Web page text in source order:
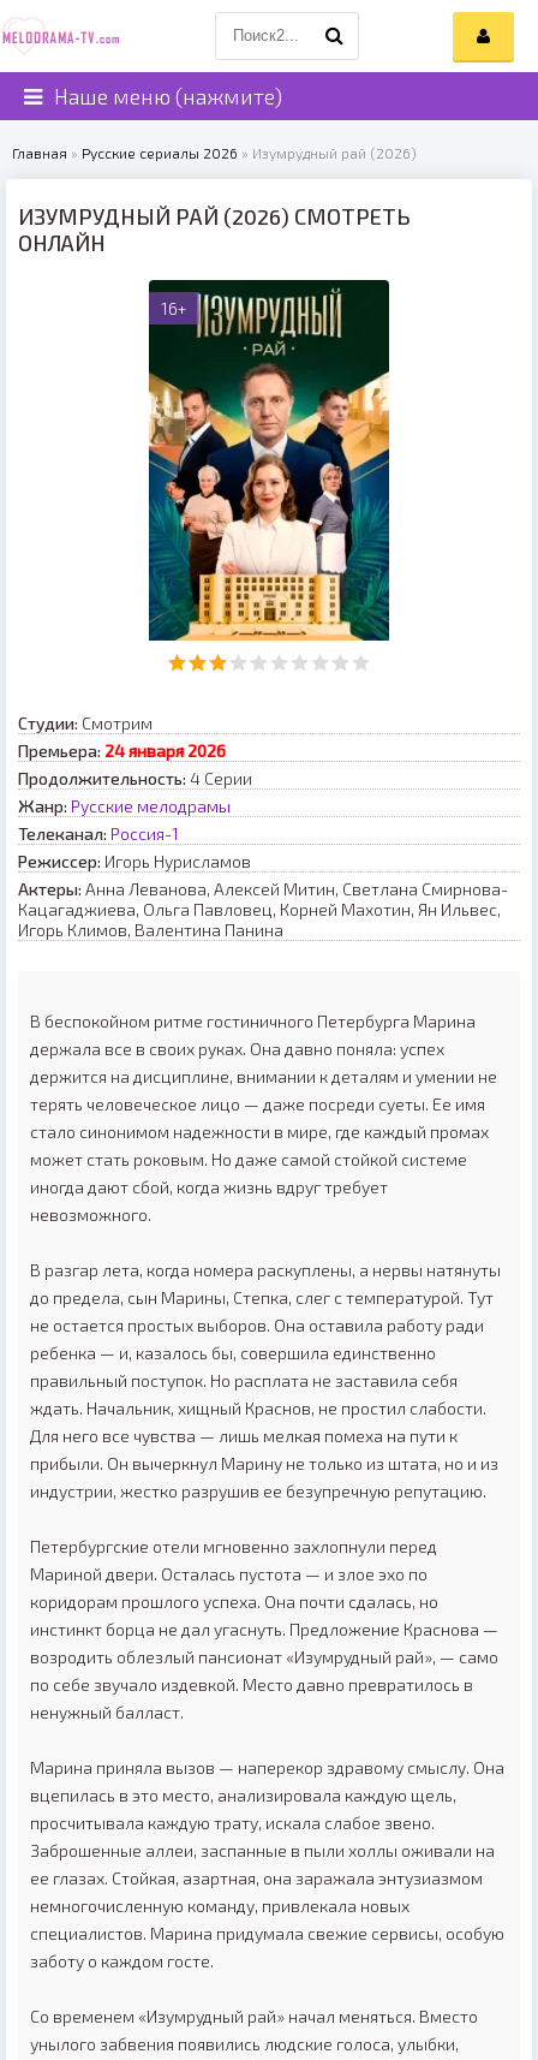
Наше меню (нажмите)
Главная » Русские сериалы 2026 » Изумрудный рай (2026)
ИЗУМРУДНЫЙ РАЙ (2026) СМОТРЕТЬ
ОНЛАЙН
16+
Студии: Смотрим
Премьера: 24 января 2026
Продолжительность: 4 Серии
Жанр: Русские мелодрамы
Телеканал: Россия-1
Режиссер: Игорь Нурисламов
Актеры: Анна Леванова, Алексей Митин, Светлана Смирнова-
Кацагаджиева, Ольга Павловец, Корней Махотин, Ян Ильвес,
Игорь Климов, Валентина Панина
В беспокойном ритме гостиничного Петербурга Марина
держала все в своих руках. Она давно поняла: успех
держится на дисциплине, внимании к деталям и умении не
терять человеческое лицо — даже посреди суеты. Ее имя
стало синонимом надежности в мире, где каждый промах
может стать роковым. Но даже самой стойкой системе
иногда дают сбой, когда жизнь вдруг требует
невозможного.
В разгар лета, когда номера раскуплены, а нервы натянуты
до предела, сын Марины, Степка, слег с температурой. Тут
не остается простых выборов. Она оставила работу ради
ребенка — и, казалось бы, совершила единственно
правильный поступок. Но расплата не заставила себя
ждать. Начальник, хищный Краснов, не простил слабости.
Для него все чувства — лишь мелкая помеха на пути к
прибыли. Он вычеркнул Марину не только из штата, но и из
индустрии, жестко разрушив ее безупречную репутацию.
Петербургские отели мгновенно захлопнули перед
Мариной двери. Осталась пустота — и злое эхо по
коридорам прошлого успеха. Она почти сдалась, но
инстинкт борца не дал угаснуть. Предложение Краснова —
возродить облезлый пансионат «Изумрудный рай», — само
по себе звучало издевкой. Место давно превратилось в
ненужный балласт.
Марина приняла вызов — наперекор здравому смыслу. Она
вцепилась в это место, анализировала каждую щель,
просчитывала каждую трату, искала слабое звено.
Заброшенные аллеи, заспанные в пыли холлы оживали на
ее глазах. Стойкая, азартная, она заражала энтузиазмом
немногочисленную команду, привлекала новых
специалистов. Марина придумала свежие сервисы, особую
заботу о каждом госте.
Со временем «Изумрудный рай» начал меняться. Вместо
унылого забвения появились людские голоса, улыбки,